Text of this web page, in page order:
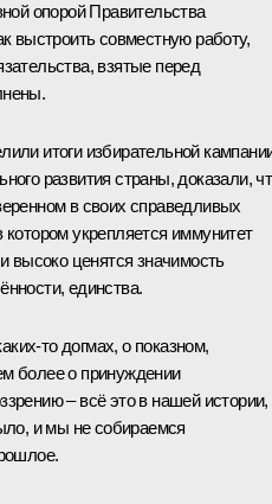
опорой Правительства
выстроить совместную работу,
взятые перед
итоги избирательной
развития страны, доказали,
в своих справедливых
укрепляется иммунитет
высоко ценятся значимость
единства.
догмах, о показном,
более о принуждении
– всё это в нашей истории,
и мы не собираемся